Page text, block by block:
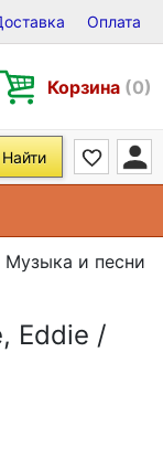
CD и DVDОплата
Корзина (0)
Найти
Музыка и песни
Eddie /